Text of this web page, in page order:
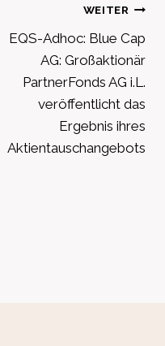
WEITER
EQS-Adhoc: Blue Cap
AG: Großaktionär
PartnerFonds AG i.L.
veröffentlicht das
Ergebnis ihres
Aktientauschangebots